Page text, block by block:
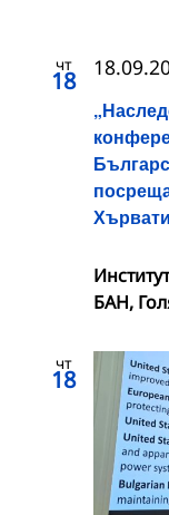
чт
18
БАН,
чт
18